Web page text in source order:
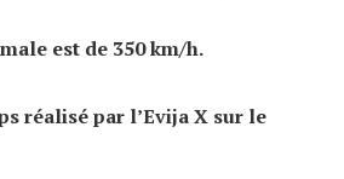
est de 350 km/h.
réalisé par l’Evija X sur le